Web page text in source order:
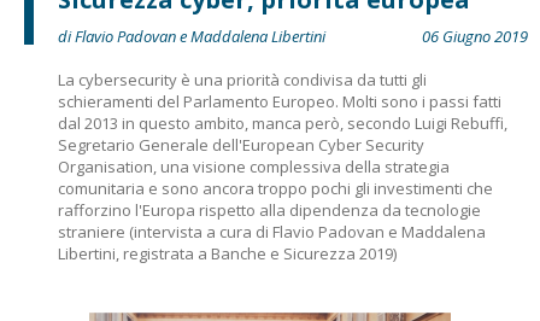
di Flavio Padovan e Maddalena Libertini
06 Giugno 2019
La cybersecurity è una priorità condivisa da tutti gli
schieramenti del Parlamento Europeo. Molti sono i passi fatti
dal 2013 in questo ambito, manca però, secondo Luigi Rebuffi,
Segretario Generale dell'European Cyber Security
Organisation, una visione complessiva della strategia
comunitaria e sono ancora troppo pochi gli investimenti che
rafforzino l'Europa rispetto alla dipendenza da tecnologie
straniere (intervista a cura di Flavio Padovan e Maddalena
Libertini, registrata a Banche e Sicurezza 2019)